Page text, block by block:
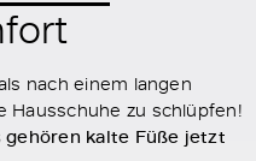
nach einem langen
Hausschuhe zu schlüpfen!
kalte Füße jetzt